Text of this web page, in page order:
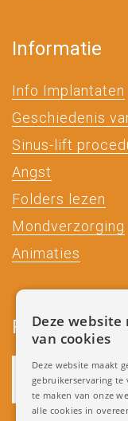
Informatie
Info Implantaten
Geschiedenis
Sinus-lift
Angst
Folders lezen
Mondverzorging
Animaties
Partners
Deze
van cookies
Deze website maakt
gebruikerservaring te
te maken van onze
alle cookies in